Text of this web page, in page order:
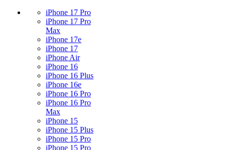
iPhone 17 Pro
iPhone 17 Pro
Max
iPhone 17e
iPhone 17
iPhone Air
iPhone 16
iPhone 16 Plus
iPhone 16e
iPhone 16 Pro
iPhone 16 Pro
Max
iPhone 15
iPhone 15 Plus
iPhone 15 Pro
iPhone 15 Pro